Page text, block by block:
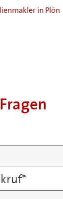
in Plön
*